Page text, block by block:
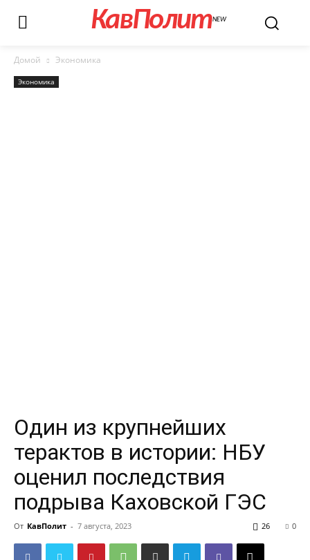
КавПолитNEW
Домой Экономика
Экономика
Один из крупнейших
терактов в истории: НБУ
оценил последствия
подрыва Каховской ГЭС
От КавПолит - 7 августа, 2023 0
26